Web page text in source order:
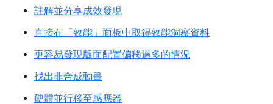
註解並分享成效發現
直接在「效能」面板中取得效能洞察資料
更容易發現版面配置偏移過多的情況
找出非合成動畫
硬體並行移至感應器